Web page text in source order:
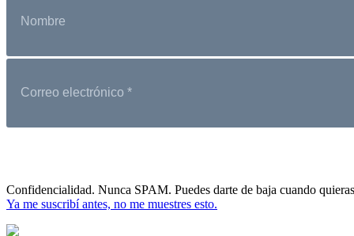
Confidencialidad. Nunca SPAM. Puedes darte de baja cuando
Ya me suscribí antes, no me muestres esto.